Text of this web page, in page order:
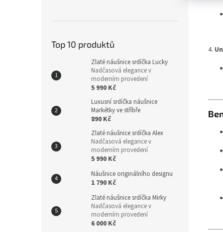
Top 10 produktů
Zlaté náušnice srdíčka Lucky
Nadčasová elegance v
moderním provedení
5 990 Kč
Luxusní srdíčka náušnice
Markétky ve stříbře
890 Kč
Zlaté náušnice srdíčka Alex
Nadčasová elegance v
moderním provedení
5 990 Kč
Náušnice originálního designu
1 790 Kč
Zlaté náušnice srdíčka Mirky
Nadčasová elegance v
moderním provedení
6 000 Kč
4.